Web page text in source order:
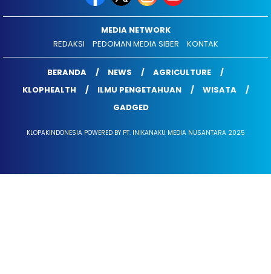
MEDIA NETWORK
REDAKSI
PEDOMAN MEDIA SIBER KONTAK
BERANDA NEWS
AGRICULTURE
KLOPHEALTH
ILMU PENGETAHUAN
WISATA
GADGED
KLOPAKINDONESIA POWERED BY PT. INIKANAKU MEDIA NUSANTARA 2025